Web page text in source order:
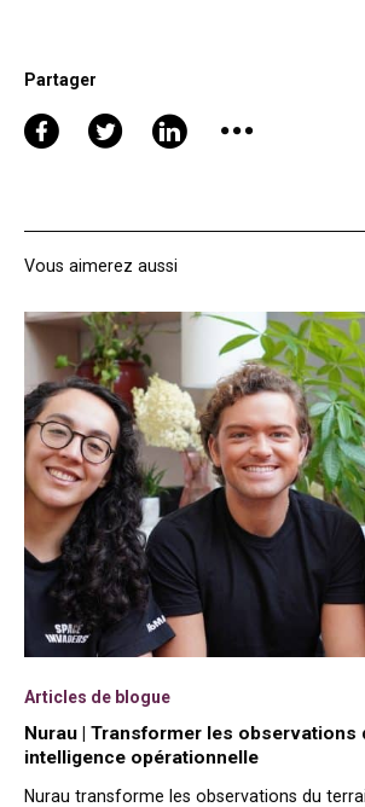
Partager
Vous aimerez aussi
Articles de blogue
Nurau | Transformer les observations
intelligence opérationnelle
Nurau transforme les observations du